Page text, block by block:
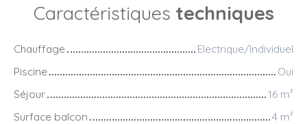
Caractéristiques techniques
Chauffage
Electrique/Individuel
Piscine
Oui
Séjour
16 m²
Surface balcon
4 m²